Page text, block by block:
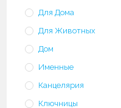
Для Дома
Для Животных
Дом
Именные
Канцелярия
Ключницы